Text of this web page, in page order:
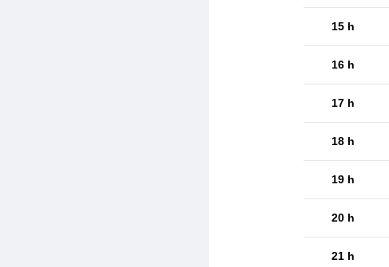
15 h
16 h
17 h
18 h
19 h
20 h
21 h